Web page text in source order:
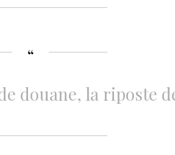
douane, la riposte